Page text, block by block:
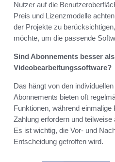
Nutzer auf die
Preis und Lizenzmodelle
der Projekte zu
möchte, um die passende
Sind Abonnements besser
Videobearbeitungssoftware?
Das hängt von den
Abonnements bieten oft
Funktionen, während einmalige
Zahlung erfordern und
Es ist wichtig, die Vor- und
Entscheidung getroffen wird.